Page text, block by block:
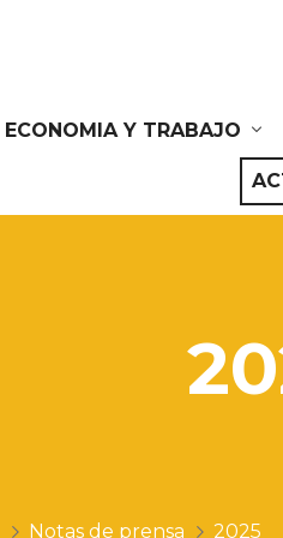
ECONOMIA Y TRABAJO
Notas de prensa 2025